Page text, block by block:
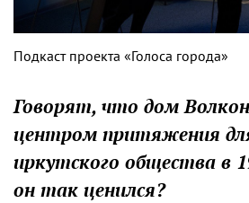
Подкаст проекта «Голоса города»
Говорят, что дом
центром притяжения
иркутского общества в
он так ценился?